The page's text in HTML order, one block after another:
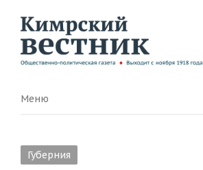
Menu
Меню
Губерния